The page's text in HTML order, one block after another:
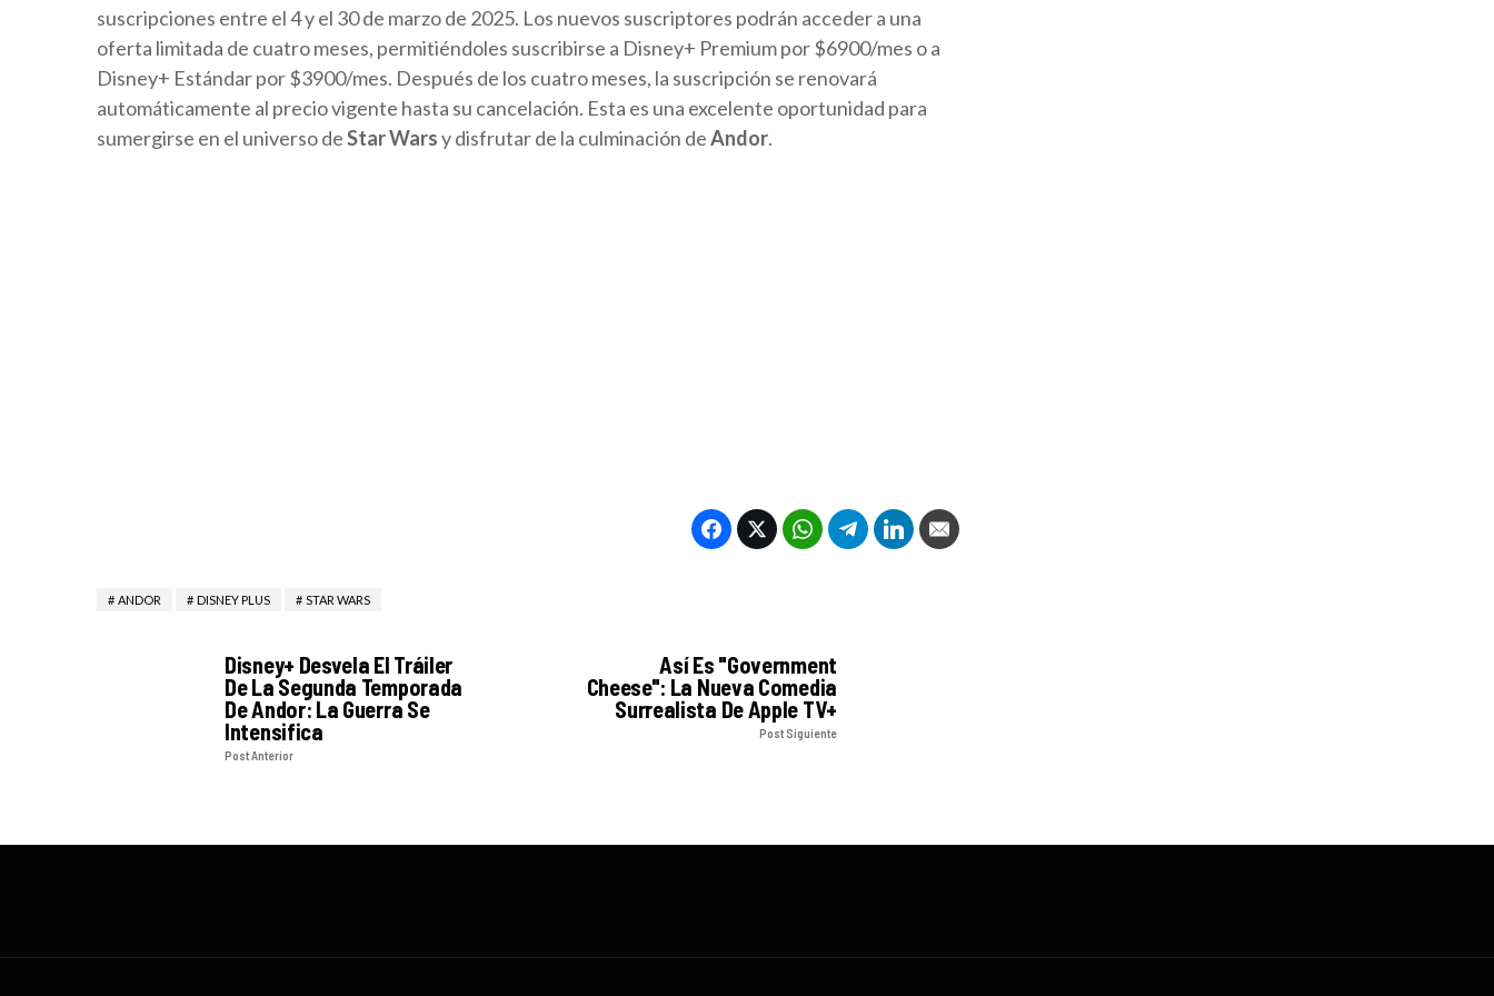
suscripciones entre el 4 y el 30 de marzo de 2025. Los nuevos suscriptores podrán acceder a una
oferta limitada de cuatro meses, permitiéndoles suscribirse a Disney+ Premium por $6900/mes o a
Disney+ Estándar por $3900/mes. Después de los cuatro meses, la suscripción se renovará
automáticamente al precio vigente hasta su cancelación. Esta es una excelente oportunidad para
sumergirse en el universo deStar Warsy disfrutar de la culminación deAndor.
ANDOR DISNEY PLUS STAR WARS
Disney+ Desvela El Tráiler
De La Segunda Temporada
De Andor: La Guerra Se
Intensifica
Post Anterior
Así Es "Government
Cheese": La Nueva Comedia
Surrealista De Apple TV+
Post Siguiente